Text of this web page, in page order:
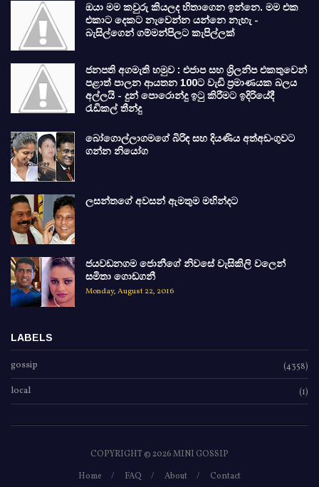
ඔයා මම කවුරු කියලද හිතාගෙන ඉන්නෙ. මම එක
එකාට දෙකට නැවෙන්න යන්නෙ නැහැ -
බැසිල්ගෙන් ගම්මන්පිලට කැපිල්ලක්
ජනපති අගමැති හමුව : එජාප සහ ශ්‍රිලනිප එකතුවෙන්
පළාත් පාලන ආයතන 100ට වැඩි ප්‍රමාණයක බලය
අල්ලයි - දුන් පොරොන්දු ඉටු කිරීමට ඉදිරියේදී
රැඩිකල් තීන්දු
බෝගොල්ලාගමගේ බිරිඳ සහ දියණිය අත්අඩංගුවට
ගන්න නියෝග
ලසන්තගේ අවසන් ඇමතුම මහින්දට
ජයවඩනගම ජොනීගේ නිවසේ වැසිකිලි වලෙන්
සමිතා ගොඩගනී
Monday, August 22, 2016
LABELS
gossip (4358)
local (1)
COPYRIGHT ©2026 MINI GOSSIP
Home
FAQ About Contact